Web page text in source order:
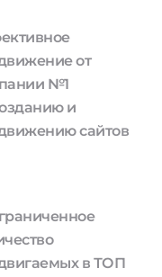
от
№1
и
сайтов
в ТОП